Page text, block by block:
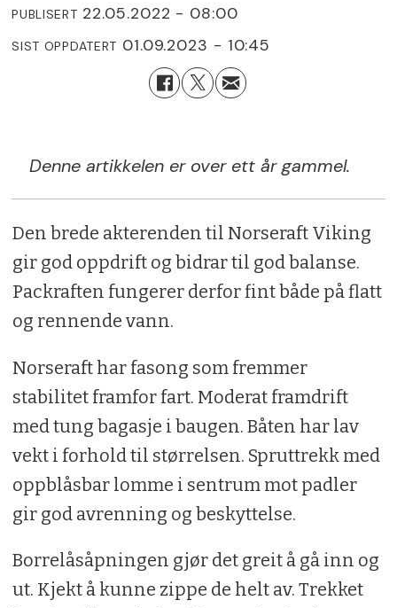
PUBLISERT 22.05.2022 - 08:00
SIST OPPDATERT 01.09.2023 - 10:45
Denne artikkelen er over ett år gammel.
Den brede akterenden til Norseraft Viking
gir god oppdrift og bidrar til god balanse.
Packraften fungerer derfor fint både på flatt
og rennende vann.
Norseraft har fasong som fremmer
stabilitet framfor fart. Moderat framdrift
med tung bagasje i baugen. Båten har lav
vekt i forhold til størrelsen. Spruttrekk med
oppblåsbar lomme i sentrum mot padler
gir god avrenning og beskyttelse.
Borrelåsåpningen gjør det greit å gå inn og
ut. Kjekt å kunne zippe de helt av. Trekket